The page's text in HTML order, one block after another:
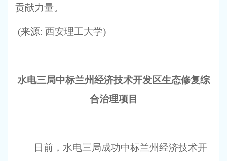
贡献力量。
(来源: 西安理工大学)
水电三局中标兰州经济技术开发区生态修复综
合治理项目
日前，水电三局成功中标兰州经济技术开